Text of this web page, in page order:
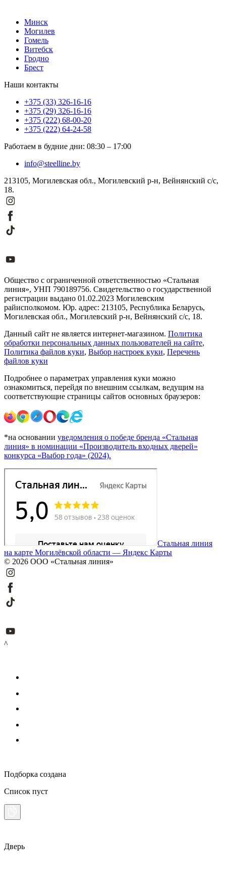
Минск
Могилев
Гомель
Витебск
Гродно
Брест
Наши контакты
+375 (33) 326-16-16
+375 (29) 326-16-16
+375 (222) 68-00-20
+375 (222) 64-24-58
Работаем в будние дни: 08:30 – 17:00
info@steelline.by
213105, Могилевская обл., Могилевский р-н, Вейнянский с/с,
18.
Общество с ограниченной ответственностью «Стальная
линия», УНП 790189756. Свидетельство о государственной
регистрации выдано 01.02.2023 Могилевским
райисполкомом. Юр. адрес: 213105, Республика Беларусь,
Могилевская обл., Могилевский р-н, Вейнянский с/с, 18.
Данный сайт не является интернет-магазином. Политика
обработки персональных данных пользователей на сайте,
Политика файлов куки, Выбор настроек куки, Перечень
файлов куки
Подробнее о параметрах управления куки можно
ознакомиться, перейдя по внешним ссылкам, ведущим на
соответствующие страницы сайтов основных браузеров:
*на основании уведомления о победе бренда «Стальная
линия» в номинации «Производитель входных дверей»
конкурса «Выбор года» (2024).
Стальная линия
на карте Могилёвской области — Яндекс Карты
© 2026 ООО «Стальная линия»
^
Подборка создана
Список пуст
Дверь